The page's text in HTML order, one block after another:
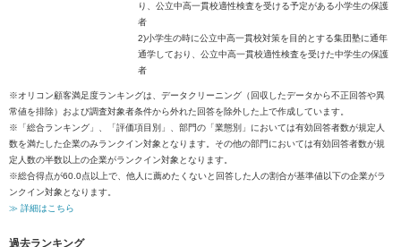
り、公立中高一貫校適性検査を受ける予定がある小学生の保護
者
2)小学生の時に公立中高一貫校対策を目的とする集団塾に通年
通学しており、公立中高一貫校適性検査を受けた中学生の保護
者
※オリコン顧客満足度ランキングは、データクリーニング（回収したデータから不正回答や異
常値を排除）および調査対象者条件から外れた回答を除外した上で作成しています。
※「総合ランキング」、「評価項目別」、部門の「業態別」においては有効回答者数が規定人
数を満たした企業のみランクイン対象となります。その他の部門においては有効回答者数が規
定人数の半数以上の企業がランクイン対象となります。
※総合得点が60.0点以上で、他人に薦めたくないと回答した人の割合が基準値以下の企業がラ
ンクイン対象となります。
≫ 詳細はこちら
過去ランキング